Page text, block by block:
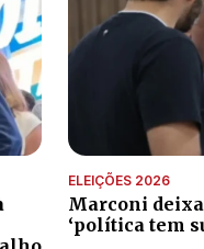
ELEIÇÕES 2026
Marconi
‘política tem